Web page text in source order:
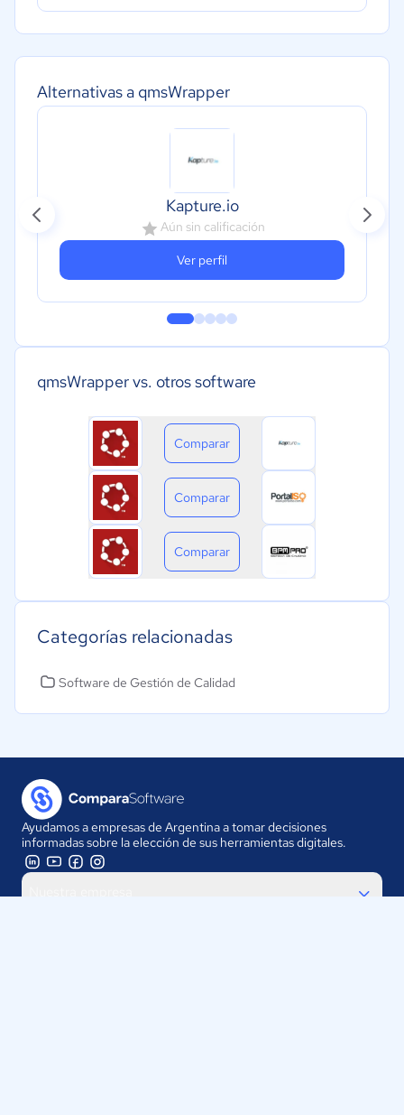
Alternativas a qmsWrapper
Kapture.io
Aún sin calificación
Ver perfil
qmsWrapper vs. otros software
Comparar
Comparar
Comparar
Categorías relacionadas
Software de Gestión de Calidad
Ayudamos a empresas de Argentina a tomar decisiones
informadas sobre la elección de sus herramientas digitales.